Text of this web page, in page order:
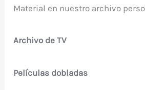
Material en nuestro archivo
Archivo de TV
Películas dobladas